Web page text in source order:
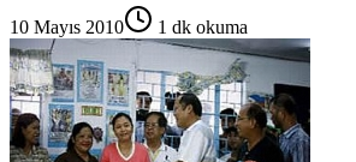
10 Mayıs 2010 1 dk okuma